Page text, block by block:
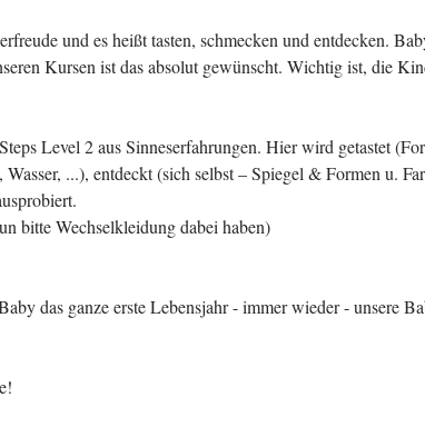
und es heißt tasten, schmecken und entdecken.
Kursen ist das absolut gewünscht. Wichtig ist, die
Level 2 aus Sinneserfahrungen. Hier wird getastet
...), entdeckt (sich selbst – Spiegel & Formen u.
bitte Wechselkleidung dabei haben)
das ganze erste Lebensjahr - immer wieder - unsere